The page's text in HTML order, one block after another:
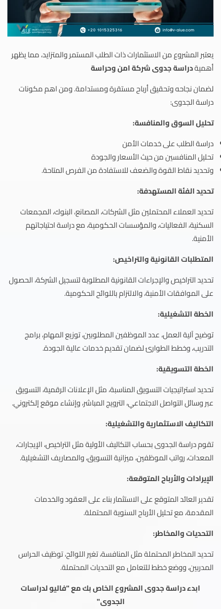
يعتبر المشروع من الاستثمارات ذات الطلب المستمر والمتزايد، مما يظهر
أهميةدراسة جدوى شركة امن وحراسة
لضمان نجاحه وتحقيق أرباح مستقرة ومستدامة. ومن اهم مكونات
دراسة الجدوى:
تحليل السوق والمنافسة:
دراسة الطلب على خدمات الأمن
تحليل المنافسين من حيث الأسعار والجودة
وتحديد نقاط القوة والضعف للاستفادة من الفرص المتاحة.
تحديد الفئة المستهدفة:
تحديد العملاء المحتملين مثل الشركات، المصانع، البنوك، المجمعات
السكنية، الفعاليات، والمؤسسات الحكومية، مع دراسة احتياجاتهم
الأمنية.
المتطلبات القانونية والتراخيص:
تحديد التراخيص والإجراءات القانونية المطلوبة لتسجيل الشركة، الحصول
على الموافقات الأمنية، والالتزام باللوائح الحكومية.
الخطة التشغيلية:
توضيح آلية العمل، عدد الموظفين المطلوبين، توزيع المهام، برامج
التدريب، وخطط الطوارئ لضمان تقديم خدمات عالية الجودة.
الخطة التسويقية:
تحديد استراتيجيات التسويق المناسبة، مثل الإعلانات الرقمية، التسويق
عبر وسائل التواصل الاجتماعي، الترويج المباشر، وإنشاء موقع إلكتروني.
التكاليف الاستثمارية والتشغيلية:
تقوم دراسة الجدوى بحساب التكاليف الأولية مثل التراخيص، الإيجارات،
المعدات، رواتب الموظفين، ميزانية التسويق، والمصاريف التشغيلية.
الإيرادات والأرباح المتوقعة:
تقدير العائد المتوقع على الاستثمار بناء على العقود والخدمات
المقدمة، مع تحليل الأرباح السنوية المحتملة.
التحديات والمخاطر:
تحديد المخاطر المحتملة مثل المنافسة، تغير اللوائح، توظيف الحراس
المدربين، ووضع خطط للتعامل مع التحديات المحتملة.
ابدء دراسة جدوى المشروع الخاص بك مع "فاليو لدراسات
الجدوى"